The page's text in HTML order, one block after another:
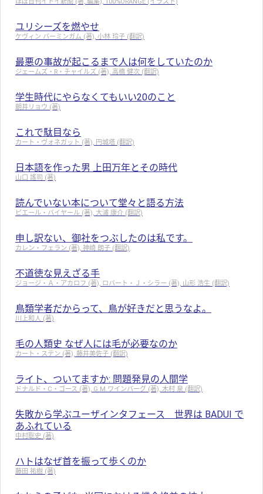
ほぼ日刊イトイ新聞 (著, 編集), 100%ORANGE (イラスト)
ユリシーズを燃やせ
ケヴィン バーミンガム (著), 小林 玲子 (翻訳)
最悪の事故が起こるまで人は何をしていたのか
ジェームズ・R・チャイルズ (著), 高橋 健次 (翻訳)
学生時代にやらなくてもいい20のこと
朝井リョウ (著)
これで駄目なら
カート・ヴォネガット (著), 円城塔 (翻訳)
日本語を作った男 上田万年とその時代
山口 謠司 (著)
読んでいない本について堂々と語る方法
ピエール・バイヤール (著), 大浦 康介 (翻訳)
申し訳ない、御社をつぶしたのは私です。
カレン・フェラン (著), 神崎 朗子 (翻訳)
不道徳な見えざる手
ジョージ・Ａ・アカロフ (著), ロバート・Ｊ・シラー (著), 山形 浩生 (翻訳)
鳥類学者だからって、鳥が好きだと思うなよ。
川上和人 (著)
毛の人類史 なぜ人には毛が必要なのか
カート・ステン (著), 藤井美佐子 (翻訳)
ライト、ついてますか: 問題発見の人間学
ドナルド・C・ゴース (著), G.M.ワインバーグ (著), 木村 泉 (翻訳)
失敗から学ぶユーザインタフェース 世界は BADUI で
あふれている
中村聡史 (著)
ハトはなぜ首を振って歩くのか
藤田 祐樹 (著)